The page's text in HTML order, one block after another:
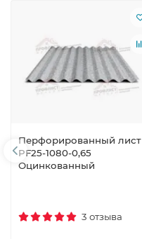
Перфорированный лист
PF25-1080-0,65
Оцинкованный
3 отзыва